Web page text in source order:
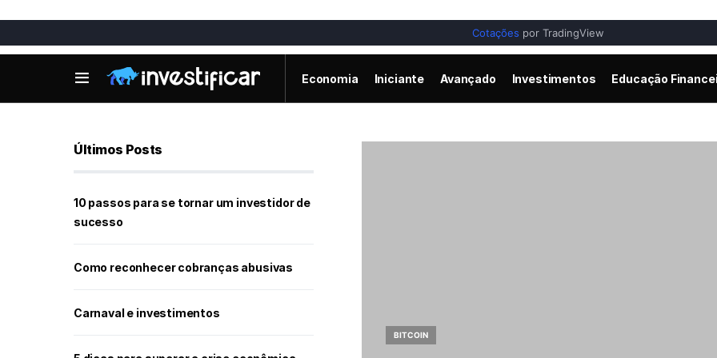
Cotações por TradingView
Economia Iniciante Avançado Investimentos Educação
BITCOIN
Últimos Posts
10 passos para se tornar um investidor de
sucesso
Como reconhecer cobranças abusivas
Carnaval e investimentos